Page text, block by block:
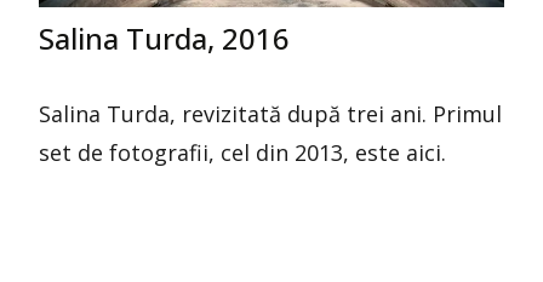
Salina Turda, 2016
Salina Turda, revizitată după trei ani. Primul
set de fotografii, cel din 2013, este aici.